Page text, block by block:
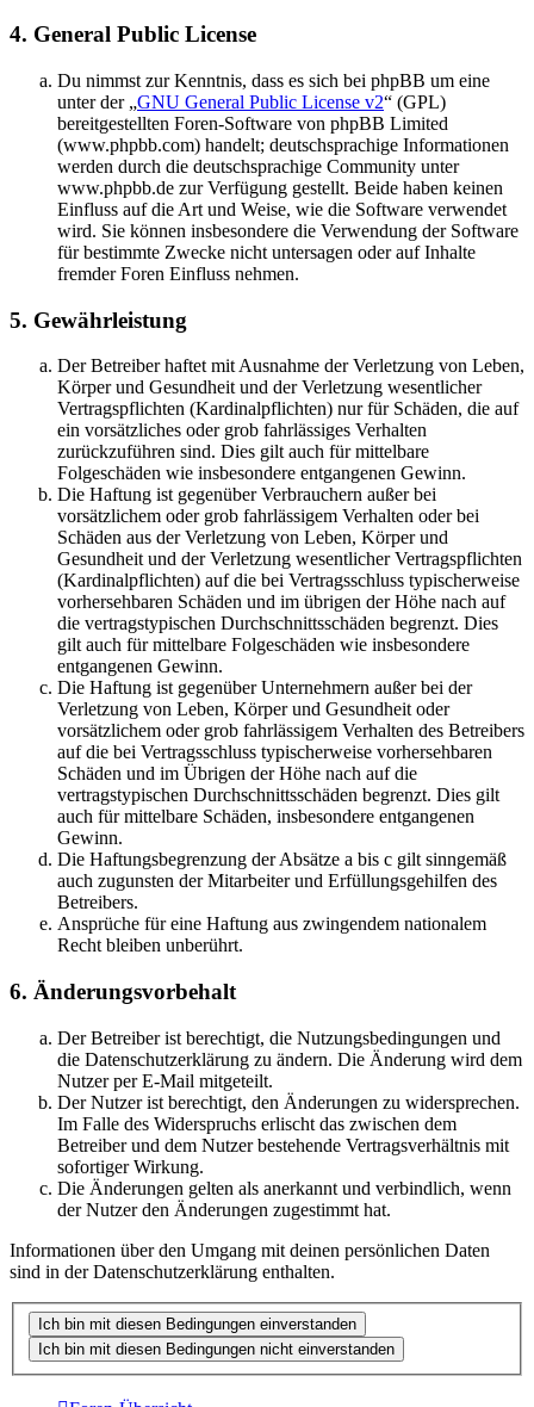
4. General Public License
Du nimmst zur Kenntnis, dass es sich bei phpBB um eine
unter der „GNU General Public License v2“ (GPL)
bereitgestellten Foren-Software von phpBB Limited
(www.phpbb.com) handelt; deutschsprachige Informationen
werden durch die deutschsprachige Community unter
www.phpbb.de zur Verfügung gestellt. Beide haben keinen
Einfluss auf die Art und Weise, wie die Software verwendet
wird. Sie können insbesondere die Verwendung der Software
für bestimmte Zwecke nicht untersagen oder auf Inhalte
fremder Foren Einfluss nehmen.
5. Gewährleistung
Der Betreiber haftet mit Ausnahme der Verletzung von Leben,
Körper und Gesundheit und der Verletzung wesentlicher
Vertragspflichten (Kardinalpflichten) nur für Schäden, die auf
ein vorsätzliches oder grob fahrlässiges Verhalten
zurückzuführen sind. Dies gilt auch für mittelbare
Folgeschäden wie insbesondere entgangenen Gewinn.
Die Haftung ist gegenüber Verbrauchern außer bei
vorsätzlichem oder grob fahrlässigem Verhalten oder bei
Schäden aus der Verletzung von Leben, Körper und
Gesundheit und der Verletzung wesentlicher Vertragspflichten
(Kardinalpflichten) auf die bei Vertragsschluss typischerweise
vorhersehbaren Schäden und im übrigen der Höhe nach auf
die vertragstypischen Durchschnittsschäden begrenzt. Dies
gilt auch für mittelbare Folgeschäden wie insbesondere
entgangenen Gewinn.
Die Haftung ist gegenüber Unternehmern außer bei der
Verletzung von Leben, Körper und Gesundheit oder
vorsätzlichem oder grob fahrlässigem Verhalten des Betreibers
auf die bei Vertragsschluss typischerweise vorhersehbaren
Schäden und im Übrigen der Höhe nach auf die
vertragstypischen Durchschnittsschäden begrenzt. Dies gilt
auch für mittelbare Schäden, insbesondere entgangenen
Gewinn.
Die Haftungsbegrenzung der Absätze a bis c gilt sinngemäß
auch zugunsten der Mitarbeiter und Erfüllungsgehilfen des
Betreibers.
Ansprüche für eine Haftung aus zwingendem nationalem
Recht bleiben unberührt.
6. Änderungsvorbehalt
Der Betreiber ist berechtigt, die Nutzungsbedingungen und
die Datenschutzerklärung zu ändern. Die Änderung wird dem
Nutzer per E-Mail mitgeteilt.
Der Nutzer ist berechtigt, den Änderungen zu widersprechen.
Im Falle des Widerspruchs erlischt das zwischen dem
Betreiber und dem Nutzer bestehende Vertragsverhältnis mit
sofortiger Wirkung.
Die Änderungen gelten als anerkannt und verbindlich, wenn
der Nutzer den Änderungen zugestimmt hat.
Informationen über den Umgang mit deinen persönlichen Daten
sind in der Datenschutzerklärung enthalten.